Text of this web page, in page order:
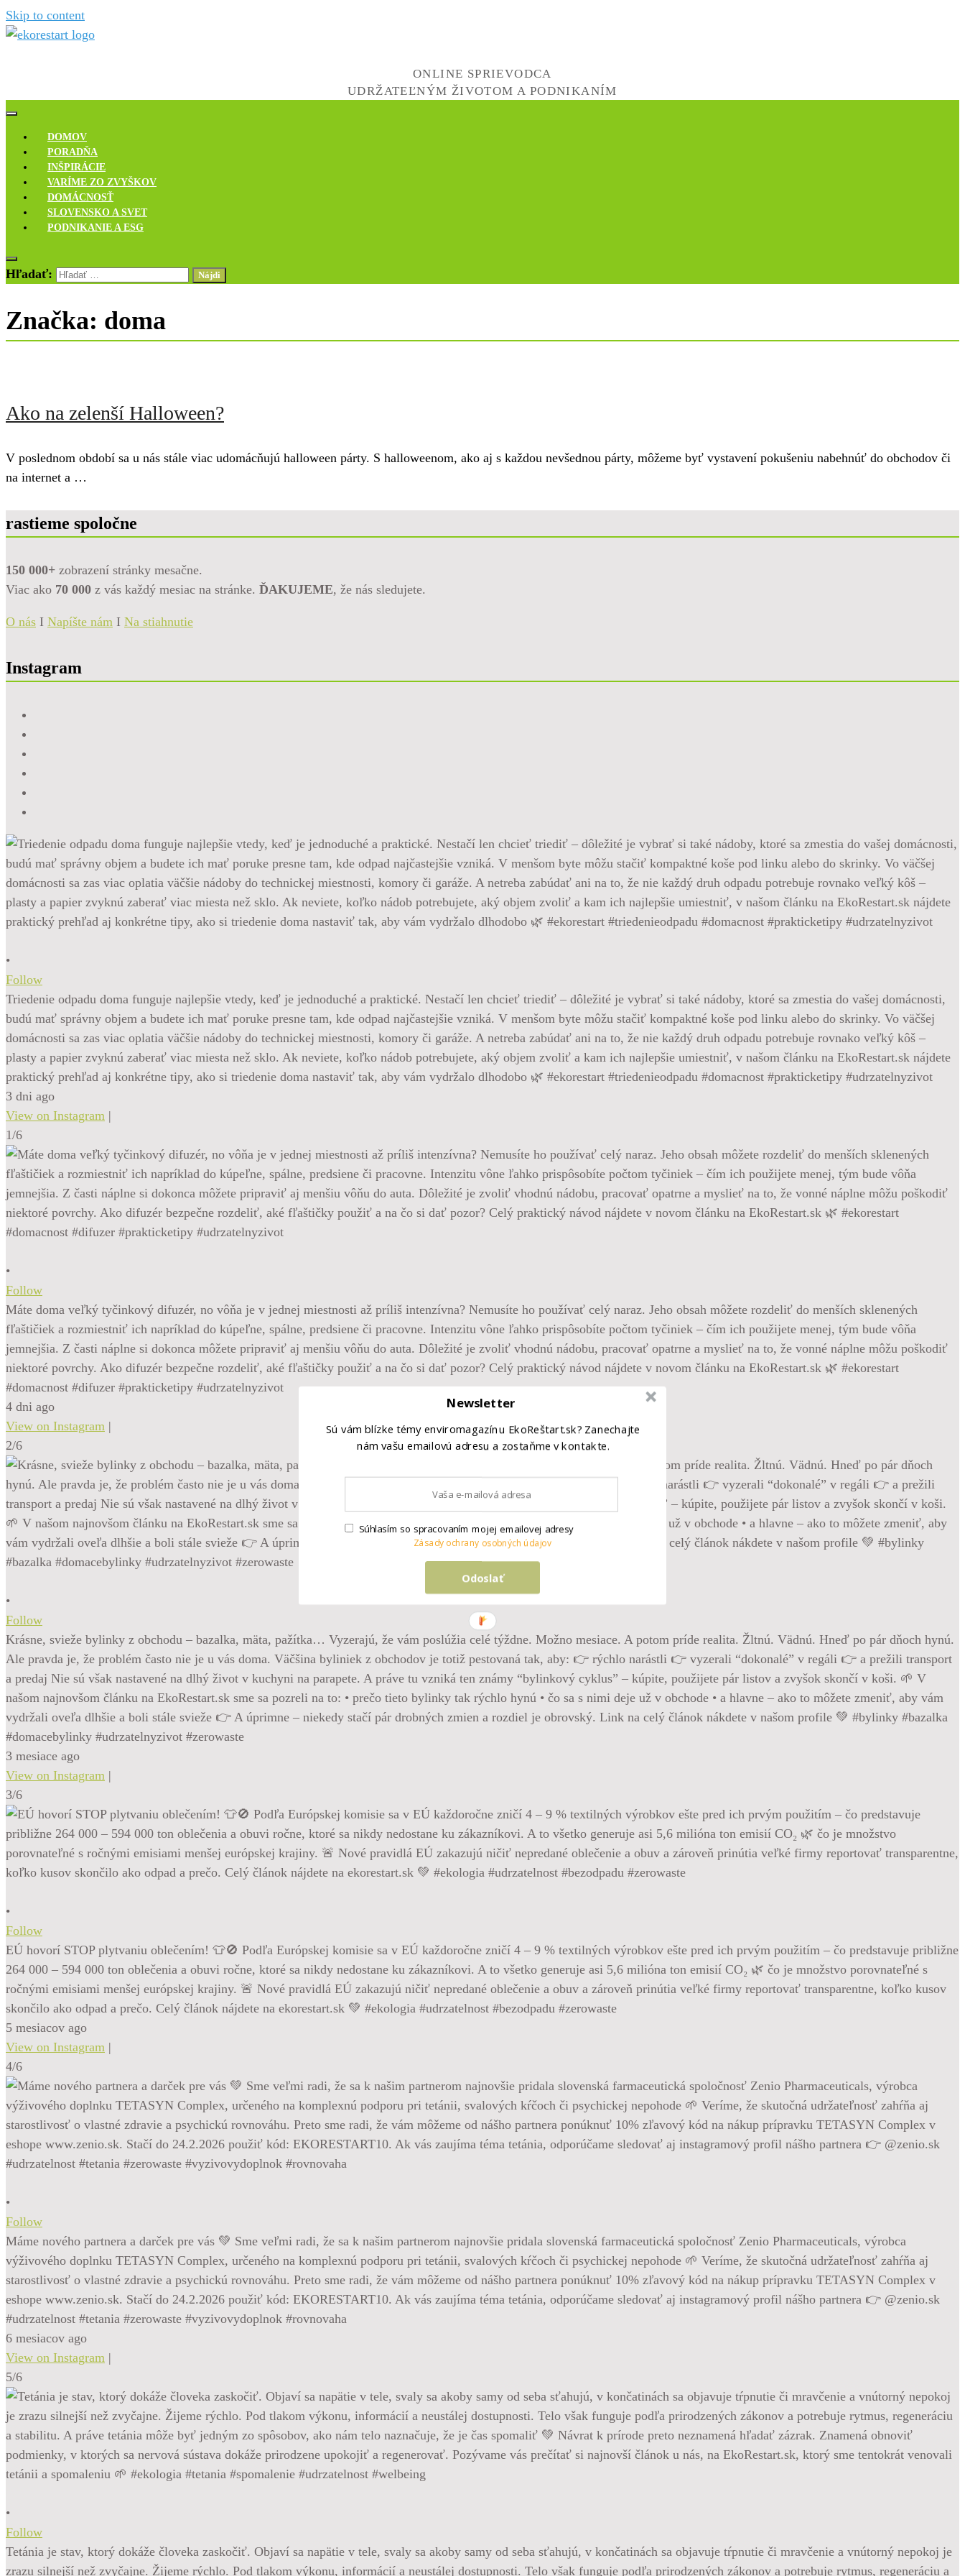
Skip to content
ONLINE SPRIEVODCA
UDRŽATEĽNÝM ŽIVOTOM A PODNIKANÍM
DOMOV
PORADŇA
INŠPIRÁCIE
VARÍME ZO ZVYŠKOV
DOMÁCNOSŤ
SLOVENSKO A SVET
PODNIKANIE A ESG
Hľadať:
Značka: doma
Ako na zelenší Halloween?
V poslednom období sa u nás stále viac udomácňujú halloween párty. S halloweenom, ako aj s každou nevšednou párty, môžeme byť vystavení pokušeniu nabehnúť do obchodov či
na internet a …
rastieme spoločne
150 000+ zobrazení stránky mesačne.
Viac ako 70 000 z vás každý mesiac na stránke. ĎAKUJEME, že nás sledujete.
O nás I Napíšte nám I Na stiahnutie
Instagram
•
Follow
Triedenie odpadu doma funguje najlepšie vtedy, keď je jednoduché a praktické. Nestačí len chcieť triediť – dôležité je vybrať si také nádoby, ktoré sa zmestia do vašej domácnosti,
budú mať správny objem a budete ich mať poruke presne tam, kde odpad najčastejšie vzniká. V menšom byte môžu stačiť kompaktné koše pod linku alebo do skrinky. Vo väčšej
domácnosti sa zas viac oplatia väčšie nádoby do technickej miestnosti, komory či garáže. A netreba zabúdať ani na to, že nie každý druh odpadu potrebuje rovnako veľký kôš –
plasty a papier zvyknú zaberať viac miesta než sklo. Ak neviete, koľko nádob potrebujete, aký objem zvoliť a kam ich najlepšie umiestniť, v našom článku na EkoRestart.sk nájdete
praktický prehľad aj konkrétne tipy, ako si triedenie doma nastaviť tak, aby vám vydržalo dlhodobo 🌿 #ekorestart #triedenieodpadu #domacnost #prakticketipy #udrzatelnyzivot
3 dni ago
View on Instagram |
1/6
•
Follow
Máte doma veľký tyčinkový difuzér, no vôňa je v jednej miestnosti až príliš intenzívna? Nemusíte ho používať celý naraz. Jeho obsah môžete rozdeliť do menších sklenených
fľaštičiek a rozmiestniť ich napríklad do kúpeľne, spálne, predsiene či pracovne. Intenzitu vône ľahko prispôsobíte počtom tyčiniek – čím ich použijete menej, tým bude vôňa
jemnejšia. Z časti náplne si dokonca môžete pripraviť aj menšiu vôňu do auta. Dôležité je zvoliť vhodnú nádobu, pracovať opatrne a myslieť na to, že vonné náplne môžu poškodiť
niektoré povrchy. Ako difuzér bezpečne rozdeliť, aké fľaštičky použiť a na čo si dať pozor? Celý praktický návod nájdete v novom článku na EkoRestart.sk 🌿 #ekorestart
#domacnost #difuzer #prakticketipy #udrzatelnyzivot
4 dni ago
View on Instagram |
2/6
•
Follow
Krásne, svieže bylinky z obchodu – bazalka, mäta, pažítka… Vyzerajú, že vám poslúžia celé týždne. Možno mesiace. A potom príde realita. Žltnú. Vädnú. Hneď po pár dňoch hynú.
Ale pravda je, že problém často nie je u vás doma. Väčšina byliniek z obchodov je totiž pestovaná tak, aby: 👉 rýchlo narástli 👉 vyzerali “dokonalé” v regáli 👉 a prežili transport
a predaj Nie sú však nastavené na dlhý život v kuchyni na parapete. A práve tu vzniká ten známy “bylinkový cyklus” – kúpite, použijete pár listov a zvyšok skončí v koši. 🌱 V
našom najnovšom článku na EkoRestart.sk sme sa pozreli na to: • prečo tieto bylinky tak rýchlo hynú • čo sa s nimi deje už v obchode • a hlavne – ako to môžete zmeniť, aby vám
vydržali oveľa dlhšie a boli stále svieže 👉 A úprimne – niekedy stačí pár drobných zmien a rozdiel je obrovský. Link na celý článok nákdete v našom profile 💚 #bylinky #bazalka
#domacebylinky #udrzatelnyzivot #zerowaste
3 mesiace ago
View on Instagram |
3/6
•
Follow
EÚ hovorí STOP plytvaniu oblečením! 👕🚫 Podľa Európskej komisie sa v EÚ každoročne zničí 4 – 9 % textilných výrobkov ešte pred ich prvým použitím – čo predstavuje približne
264 000 – 594 000 ton oblečenia a obuvi ročne, ktoré sa nikdy nedostane ku zákazníkovi. A to všetko generuje asi 5,6 milióna ton emisií CO₂ 🌿 čo je množstvo porovnateľné s
ročnými emisiami menšej európskej krajiny. 🚨 Nové pravidlá EÚ zakazujú ničiť nepredané oblečenie a obuv a zároveň prinútia veľké firmy reportovať transparentne, koľko kusov
skončilo ako odpad a prečo. Celý článok nájdete na ekorestart.sk 💚 #ekologia #udrzatelnost #bezodpadu #zerowaste
5 mesiacov ago
View on Instagram |
4/6
•
Follow
Máme nového partnera a darček pre vás 💚 Sme veľmi radi, že sa k našim partnerom najnovšie pridala slovenská farmaceutická spoločnosť Zenio Pharmaceuticals, výrobca
výživového doplnku TETASYN Complex, určeného na komplexnú podporu pri tetánii, svalových kŕčoch či psychickej nepohode 🌱 Veríme, že skutočná udržateľnosť zahŕňa aj
starostlivosť o vlastné zdravie a psychickú rovnováhu. Preto sme radi, že vám môžeme od nášho partnera ponúknuť 10% zľavový kód na nákup prípravku TETASYN Complex v
eshope www.zenio.sk. Stačí do 24.2.2026 použiť kód: EKORESTART10. Ak vás zaujíma téma tetánia, odporúčame sledovať aj instagramový profil nášho partnera 👉 @zenio.sk
#udrzatelnost #tetania #zerowaste #vyzivovydoplnok #rovnovaha
6 mesiacov ago
View on Instagram |
5/6
•
Follow
Tetánia je stav, ktorý dokáže človeka zaskočiť. Objaví sa napätie v tele, svaly sa akoby samy od seba sťahujú, v končatinách sa objavuje tŕpnutie či mravčenie a vnútorný nepokoj je
zrazu silnejší než zvyčajne. Žijeme rýchlo. Pod tlakom výkonu, informácií a neustálej dostupnosti. Telo však funguje podľa prirodzených zákonov a potrebuje rytmus, regeneráciu a
Newsletter
Sú vám blízke témy enviromagazínu EkoReštart.sk? Zanechajte
nám vašu emailovú adresu a zostaňme v kontakte.
Odoslať
Súhlasím so spracovaním mojej emailovej adresy
Zásady ochrany osobných údajov